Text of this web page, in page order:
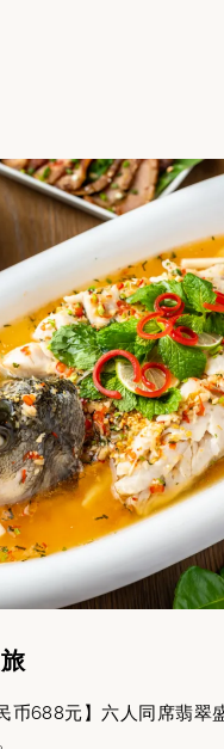
币688元】六人同席翡翠